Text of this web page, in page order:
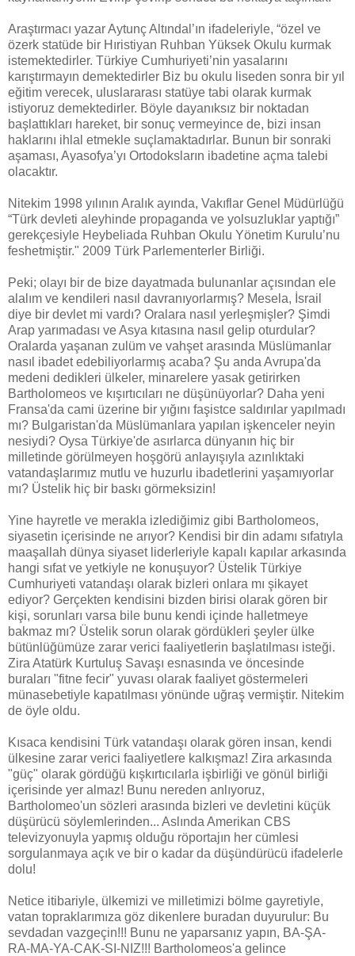
Araştırmacı yazar Aytunç Altındal’ın ifadeleriyle, “özel ve
özerk statüde bir Hıristiyan Ruhban Yüksek Okulu kurmak
istemektedirler. Türkiye Cumhuriyeti’nin yasalarını
karıştırmayın demektedirler Biz bu okulu liseden sonra bir yıl
eğitim verecek, uluslararası statüye tabi olarak kurmak
istiyoruz demektedirler. Böyle dayanıksız bir noktadan
başlattıkları hareket, bir sonuç vermeyince de, bizi insan
haklarını ihlal etmekle suçlamaktadırlar. Bunun bir sonraki
aşaması, Ayasofya’yı Ortodoksların ibadetine açma talebi
olacaktır.
Nitekim 1998 yılının Aralık ayında, Vakıflar Genel Müdürlüğü
“Türk devleti aleyhinde propaganda ve yolsuzluklar yaptığı”
gerekçesiyle Heybeliada Ruhban Okulu Yönetim Kurulu’nu
feshetmiştir." 2009 Türk Parlementerler Birliği.
Peki; olayı bir de bize dayatmada bulunanlar açısından ele
alalım ve kendileri nasıl davranıyorlarmış? Mesela, İsrail
diye bir devlet mi vardı? Oralara nasıl yerleşmişler? Şimdi
Arap yarımadası ve Asya kıtasına nasıl gelip oturdular?
Oralarda yaşanan zulüm ve vahşet arasında Müslümanlar
nasıl ibadet edebiliyorlarmış acaba? Şu anda Avrupa'da
medeni dedikleri ülkeler, minarelere yasak getirirken
Bartholomeos ve kışırtıcıları ne düşünüyorlar? Daha yeni
Fransa'da cami üzerine bir yığını faşistce saldırılar yapılmadı
mı? Bulgaristan'da Müslümanlara yapılan işkenceler neyin
nesiydi? Oysa Türkiye'de asırlarca dünyanın hiç bir
milletinde görülmeyen hoşgörü anlayışıyla azınlıktaki
vatandaşlarımız mutlu ve huzurlu ibadetlerini yaşamıyorlar
mı? Üstelik hiç bir baskı görmeksizin!
Yine hayretle ve merakla izlediğimiz gibi Bartholomeos,
siyasetin içerisinde ne arıyor? Kendisi bir din adamı sıfatıyla
maaşallah dünya siyaset liderleriyle kapalı kapılar arkasında
hangi sıfat ve yetkiyle ne konuşuyor? Üstelik Türkiye
Cumhuriyeti vatandaşı olarak bizleri onlara mı şikayet
ediyor? Gerçekten kendisini bizden birisi olarak gören bir
kişi, sorunları varsa bile bunu kendi içinde halletmeye
bakmaz mı? Üstelik sorun olarak gördükleri şeyler ülke
bütünlüğümüze zarar verici faaliyetlerin başlatılması isteği.
Zira Atatürk Kurtuluş Savaşı esnasında ve öncesinde
buraları "fitne fecir" yuvası olarak faaliyet göstermeleri
münasebetiyle kapatılması yönünde uğraş vermiştir. Nitekim
de öyle oldu.
Kısaca kendisini Türk vatandaşı olarak gören insan, kendi
ülkesine zarar verici faaliyetlere kalkışmaz! Zira arkasında
"güç" olarak gördüğü kışkırtıcılarla işbirliği ve gönül birliği
içerisinde yer almaz! Bunu nereden anlıyoruz,
Bartholomeo'un sözleri arasında bizleri ve devletini küçük
düşürücü söylemlerinden... Aslında Amerikan CBS
televizyonuyla yapmış olduğu röportajın her cümlesi
sorgulanmaya açık ve bir o kadar da düşündürücü ifadelerle
dolu!
Netice itibariyle, ülkemizi ve milletimizi bölme gayretiyle,
vatan topraklarımıza göz dikenlere buradan duyurulur: Bu
sevdadan vazgeçin!!! Bunu ne yaparsanız yapın, BA-ŞA-
RA-MA-YA-CAK-SI-NIZ!!! Bartholomeos'a gelince